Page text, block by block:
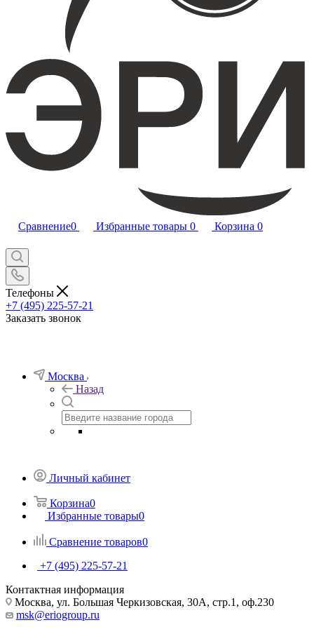
Сравнение0 Избранные товары 0 Корзина 0
Телефоны
+7 (495) 225-57-21
Заказать звонок
Москва
Назад
Личный кабинет
Корзина0
Избранные товары0
Сравнение товаров0
+7 (495) 225-57-21
Контактная информация
Москва, ул. Большая Черкизовская, 30А, стр.1, оф.230
msk@eriogroup.ru